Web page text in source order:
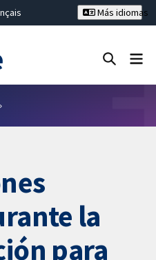
Más idiomas
la
para